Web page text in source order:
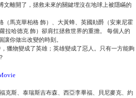
文離開了，拯救未來的關鍵埋沒在地球上被隱瞞的
（馬克華柏格 飾）、大黃蜂、英國勛爵（安東尼霍
拉哈德克 飾）卻肩扛拯救世界的重擔。 每個人的
你做出改變的時刻。
獵物變成了英雄；英雄變成了惡人。只有一方能夠
斯、泰瑞斯吉布森、西亞李畢福、貝尼麥克、約